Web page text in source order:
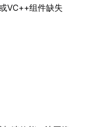
VC++组件缺失